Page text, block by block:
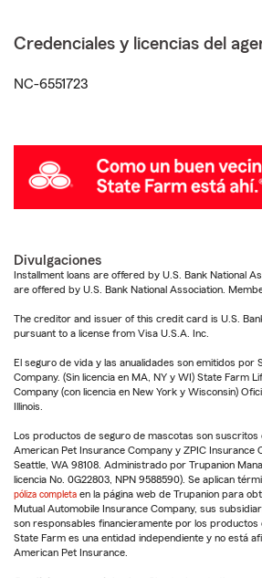
Credenciales y licencias del
NC-6551723
Divulgaciones
Installment loans are offered by U.S. Bank National
are offered by U.S. Bank National Association.
The creditor and issuer of this credit card is U.S.
pursuant to a license from Visa U.S.A. Inc.
El seguro de vida y las anualidades son emitidos por
Company. (Sin licencia en MA, NY y WI) State Farm
Company (con licencia en New York y Wisconsin)
Illinois.
Los productos de seguro de mascotas son suscritos
American Pet Insurance Company y ZPIC Insurance
Seattle, WA 98108. Administrado por Trupanion
licencia No. 0G22803, NPN 9588590). Se aplican
póliza completa en la página web de Trupanion para
Mutual Automobile Insurance Company, sus
son responsables financieramente por los productos
State Farm es una entidad independiente y no está
American Pet Insurance.